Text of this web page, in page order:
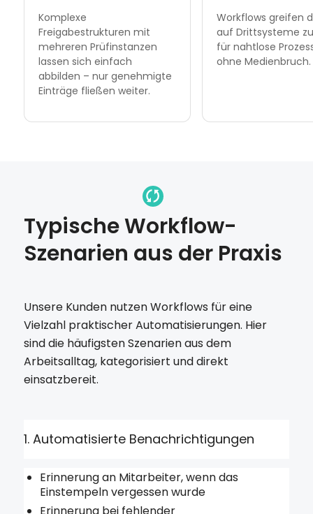
Komplexe
Freigabestrukturen mit
mehreren Prüfinstanzen
lassen sich einfach
abbilden – nur genehmigte
Einträge fließen weiter.
Workflows greifen
auf Drittsysteme
für nahtlose
ohne Medienbruch.
Typische Workflow-
Szenarien aus der Praxis
Unsere Kunden nutzen Workflows für eine
Vielzahl praktischer Automatisierungen. Hier
sind die häufigsten Szenarien aus dem
Arbeitsalltag, kategorisiert und direkt
einsatzbereit.
1. Automatisierte Benachrichtigungen
Erinnerung an Mitarbeiter, wenn das
Einstempeln vergessen wurde